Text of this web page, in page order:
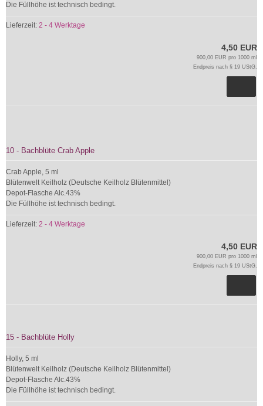
Die Füllhöhe ist technisch bedingt.
Lieferzeit: 2 - 4 Werktage
4,50 EUR
900,00 EUR pro 1000 ml
Endpreis nach § 19 UStG.
10 - Bachblüte Crab Apple
Crab Apple, 5 ml
Blütenwelt Keilholz (Deutsche Keilholz Blütenmittel)
Depot-Flasche Alc.43%
Die Füllhöhe ist technisch bedingt.
Lieferzeit: 2 - 4 Werktage
4,50 EUR
900,00 EUR pro 1000 ml
Endpreis nach § 19 UStG.
15 - Bachblüte Holly
Holly, 5 ml
Blütenwelt Keilholz (Deutsche Keilholz Blütenmittel)
Depot-Flasche Alc.43%
Die Füllhöhe ist technisch bedingt.